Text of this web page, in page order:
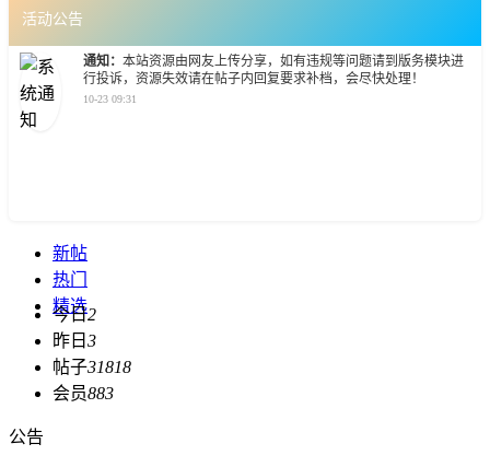
活动公告
通知： 本站资源由网友上传分享，如有违规等问题请到版务模块进
行投诉，资源失效请在帖子内回复要求补档，会尽快处理！
10-23 09:31
新帖
热门
精选
今日2
昨日 3
帖子31818
会员883
公告